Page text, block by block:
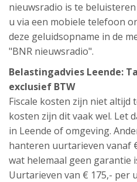
nieuwsradio is te
u via een mobiele telefoon
deze geluidsopname in de
"BNR nieuwsradio".
Belastingadvies Leende:
exclusief BTW
Fiscale kosten zijn niet altijd
kosten zijn dit vaak wel. Let
in Leende of omgeving.
hanteren uurtarieven vanaf
wat helemaal geen garantie
Uurtarieven van € 175,- per